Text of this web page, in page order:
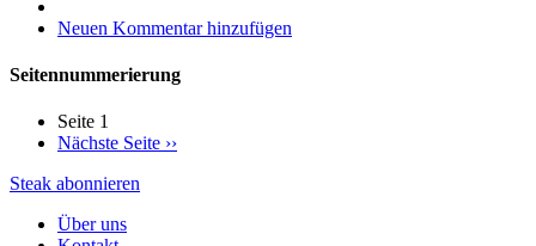
Neuen Kommentar hinzufügen
Seitennummerierung
Seite 1
Nächste Seite ››
Steak abonnieren
Über uns